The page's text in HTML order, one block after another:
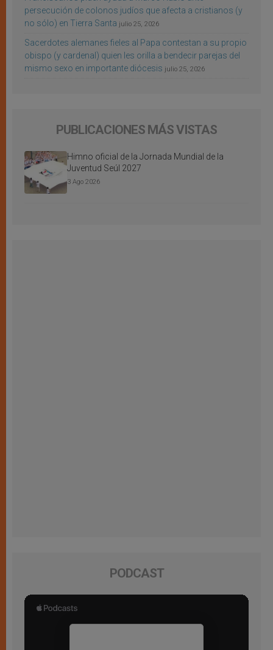
persecución de colonos judíos que afecta a cristianos (y
no sólo) en Tierra Santa julio 25, 2026
Sacerdotes alemanes fieles al Papa contestan a su propio
obispo (y cardenal) quien les orilla a bendecir parejas del
mismo sexo en importante diócesis julio 25, 2026
PUBLICACIONES MÁS VISTAS
Himno oficial de la Jornada Mundial de la
Juventud Seúl 2027
3 Ago 2026
PODCAST